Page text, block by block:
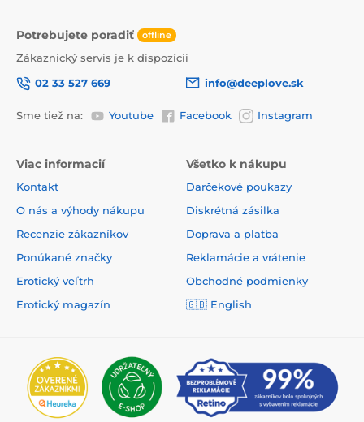
Potrebujete poradiť offline
Zákaznický servis je k dispozícii
02 33 527 669
info@deeplove.sk
Sme tiež na: Youtube Facebook Instagram
Viac informacií
Kontakt
O nás a výhody nákupu
Recenzie zákazníkov
Ponúkané značky
Erotický veľtrh
Erotický magazín
Všetko k nákupu
Darčekové poukazy
Diskrétná zásilka
Doprava a platba
Reklamácie a vrátenie
Obchodné podmienky
🇬🇧 English